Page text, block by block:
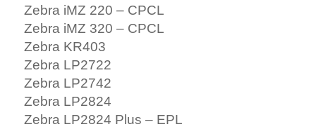
Zebra iMZ 220 – CPCL
Zebra iMZ 320 – CPCL
Zebra KR403
Zebra LP2722
Zebra LP2742
Zebra LP2824
Zebra LP2824 Plus – EPL